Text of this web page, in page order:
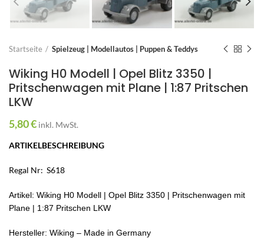
Startseite Spielzeug | Modellautos | Puppen & Teddys
Wiking H0 Modell | Opel Blitz 3350 |
Pritschenwagen mit Plane | 1:87 Pritschen
LKW
5,80€ inkl. MwSt.
ARTIKELBESCHREIBUNG
Regal Nr: S618
Artikel: Wiking H0 Modell | Opel Blitz 3350 | Pritschenwagen mit
Plane | 1:87 Pritschen LKW
Hersteller: Wiking – Made in Germany